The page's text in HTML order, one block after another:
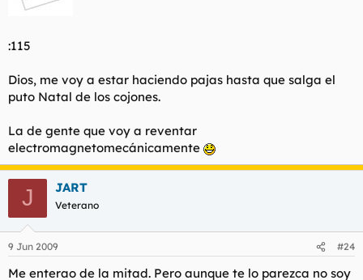
:115
Dios, me voy a estar haciendo pajas hasta que salga el
puto Natal de los cojones.
La de gente que voy a reventar
electromagnetomecánicamente
J JART
Veterano
9 Jun 2009 #24
Me enterao de la mitad. Pero aunque te lo parezca no soy